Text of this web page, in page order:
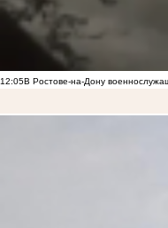
12:05В Ростове-на-Дону